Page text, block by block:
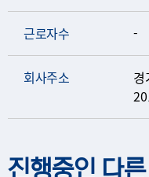
근로자수 -
회사주소
진행중인 다